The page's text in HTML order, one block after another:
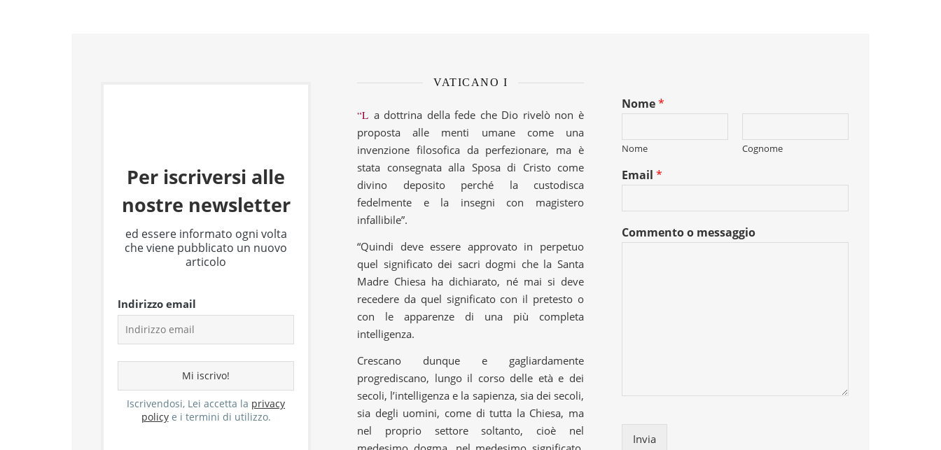
Per iscriversi alle
nostre newsletter
ed essere informato ogni volta
che viene pubblicato un nuovo
articolo
Indirizzo email
Iscrivendosi, Lei accetta la privacy
policye i termini di utilizzo.
VATICANO I
“La dottrina della fede che Dio rivelò non è
proposta alle menti umane come una
invenzione filosofica da perfezionare, ma è
stata consegnata alla Sposa di Cristo come
divino deposito perché la custodisca
fedelmente e la insegni con magistero
infallibile”.
“Quindi deve essere approvato in perpetuo
quel significato dei sacri dogmi che la Santa
Madre Chiesa ha dichiarato, né mai si deve
recedere da quel significato con il pretesto o
con le apparenze di una più completa
intelligenza.
Crescano dunque e gagliardamente
progrediscano, lungo il corso delle età e dei
secoli, l’intelligenza e la sapienza, sia dei secoli,
sia degli uomini, come di tutta la Chiesa, ma
nel proprio settore soltanto, cioè nel
Nome*
Nome Cognome
Email *
Commento o messaggio
Invia